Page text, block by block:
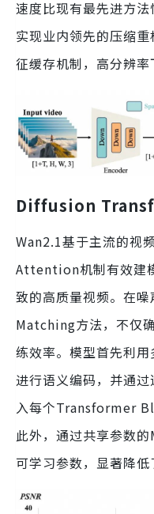
速度比现有最先进方
实现业内领先的压缩
征缓存机制，高分辨率
Diffusion
Wan2.1基于主流的视
Attention机制有效建
致的高质量视频。在
Matching方法，不仅
练效率。模型首先利
进行语义编码，并通
入每个Transformer
此外，通过共享参数
可学习参数，显著降低